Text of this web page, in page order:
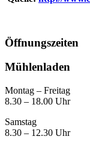
Öffnungszeiten
Mühlenladen
Montag – Freitag
8.30 – 18.00 Uhr
Samstag
8.30 – 12.30 Uhr